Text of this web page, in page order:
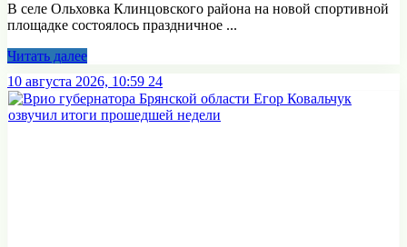
В селе Ольховка Клинцовского района на новой спортивной
площадке состоялось праздничное ...
Читать далее
10 августа 2026, 10:59 24